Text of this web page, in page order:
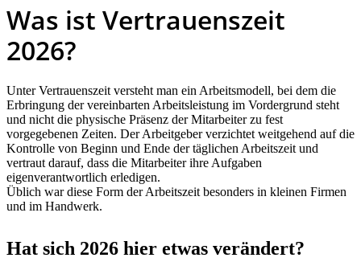
Was ist Vertrauenszeit
2026?
Unter Vertrauenszeit versteht man ein Arbeitsmodell, bei dem die
Erbringung der vereinbarten Arbeitsleistung im Vordergrund steht
und nicht die physische Präsenz der Mitarbeiter zu fest
vorgegebenen Zeiten. Der Arbeitgeber verzichtet weitgehend auf die
Kontrolle von Beginn und Ende der täglichen Arbeitszeit und
vertraut darauf, dass die Mitarbeiter ihre Aufgaben
eigenverantwortlich erledigen.
Üblich war diese Form der Arbeitszeit besonders in kleinen Firmen
und im Handwerk.
Hat sich 2026 hier etwas verändert?